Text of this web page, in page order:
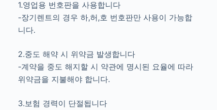
1.영업용 번호판을 사용합니다
-장기렌트의 경우 하,허,호 번호판만 사용이 가능합
니다.
2.중도 해약 시 위약금 발생합니다
-계약을 중도 해지할 시 약관에 명시된 요율에 따라
위약금을 지불해야 합니다.
3.보험 경력이 단절됩니다